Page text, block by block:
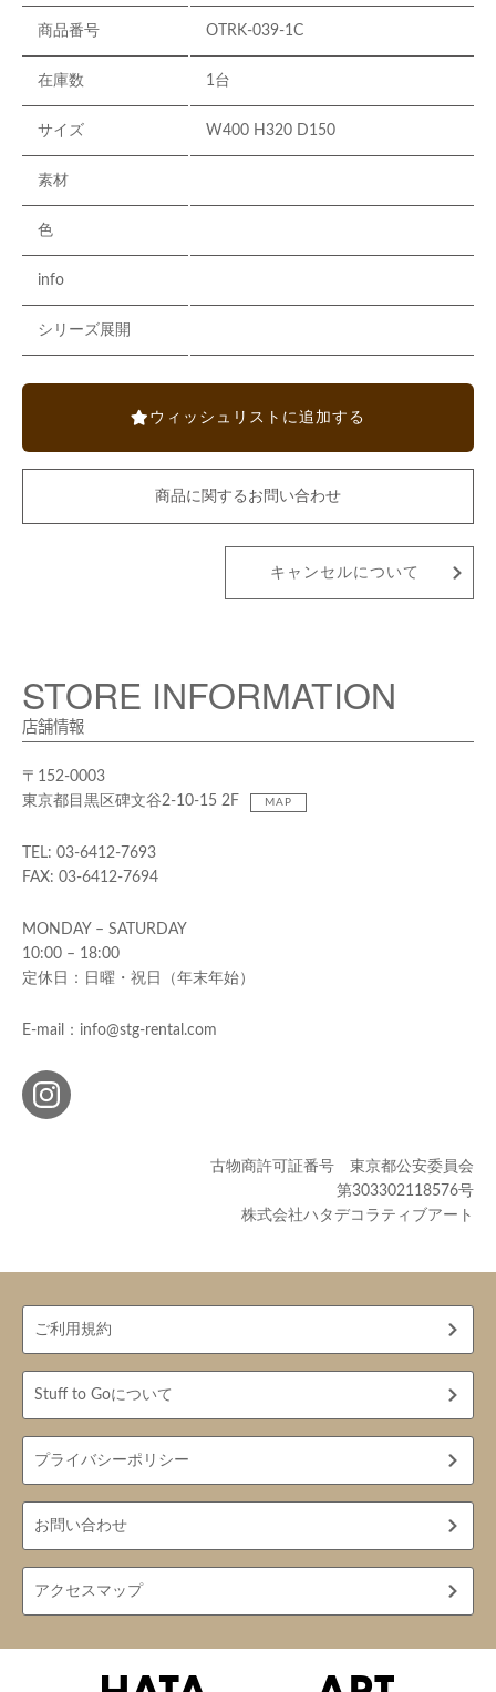
商品番号 OTRK-039-1C
在庫数 1台
サイズ W400 H320 D150
素材
色
info
シリーズ展開
ウィッシュリストに追加する
商品に関するお問い合わせ
キャンセルについて
STORE INFORMATION
店舗情報
〒152-0003
東京都目黒区碑文谷2-10-15 2F
MAP
TEL: 03-6412-7693
FAX: 03-6412-7694
MONDAY – SATURDAY
10:00 – 18:00
定休日：日曜・祝日（年末年始）
E-mail：info@stg-rental.com
古物商許可証番号 東京都公安委員会
第303302118576号
株式会社ハタデコラティブアート
ご利用規約
Stuff to Goについて
プライバシーポリシー
お問い合わせ
アクセスマップ